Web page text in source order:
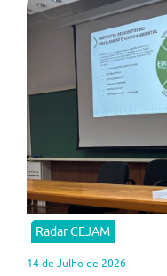
Radar CEJAM
14 de Julho de 2026